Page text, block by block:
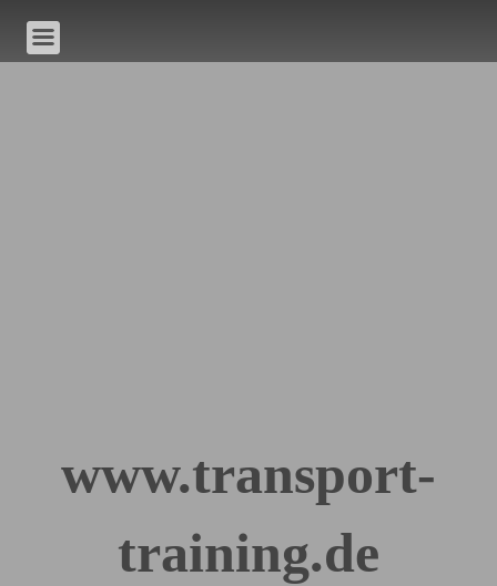
www.transport-
training.de